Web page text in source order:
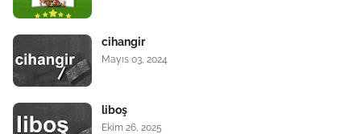
cihangir
Mayıs 03, 2024
liboş
Ekim 26, 2025